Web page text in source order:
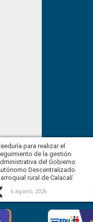
Previous
para realizar el
de la gestión
del Gobierno
Descentralizado
rural de Calacalí
6 agosto, 2026